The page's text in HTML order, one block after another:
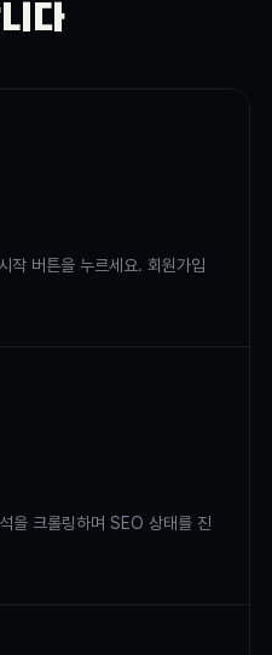
다
작 버튼을 누르세요. 회원가입
을 크롤링하며 SEO 상태를 진